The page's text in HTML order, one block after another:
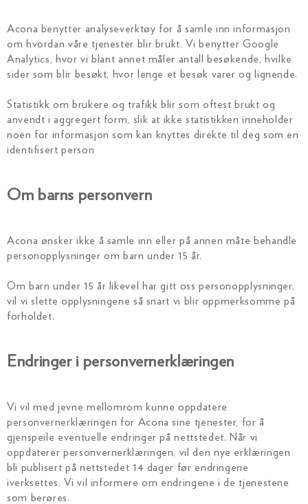
Acona benytter analyseverktøy for å samle inn informasjon
om hvordan våre tjenester blir brukt. Vi benytter Google
Analytics, hvor vi blant annet måler antall besøkende, hvilke
sider som blir besøkt, hvor lenge et besøk varer og lignende.
Statistikk om brukere og trafikk blir som oftest brukt og
anvendt i aggregert form, slik at ikke statistikken inneholder
noen for informasjon som kan knyttes direkte til deg som en
identifisert person
Om barns personvern
Acona ønsker ikke å samle inn eller på annen måte behandle
personopplysninger om barn under 15 år.
Om barn under 15 år likevel har gitt oss personopplysninger,
vil vi slette opplysningene så snart vi blir oppmerksomme på
forholdet.
Endringer i personvernerklæringen
Vi vil med jevne mellomrom kunne oppdatere
personvernerklæringen for Acona sine tjenester, for å
gjenspeile eventuelle endringer på nettstedet. Når vi
oppdaterer personvernerklæringen, vil den nye erklæringen
bli publisert på nettstedet 14 dager før endringene
iverksettes. Vi vil informere om endringene i de tjenestene
som berøres.